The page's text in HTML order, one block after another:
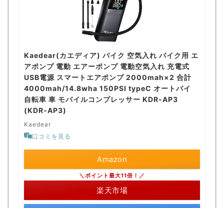
Kaedear(カエディア) バイク 空気入れ バイク用 エ
アポンプ 電動 エアーポンプ 電動空気入れ 充電式
USB電源 スマートエアポンプ 2000mah×2 合計
4000mah/14.8wha 150PSI typeC オートバイ
自転車 車 モバイルコンプレッサー KDR-AP3
(KDR-AP3)
Kaedear
口コミを見る
Amazon
＼ポイント最大11倍！／
楽天市場